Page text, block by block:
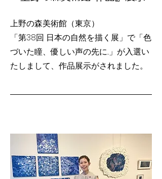
上野の森美術館（東京）
「第38回 日本の自然を描く展」で「色
づいた瞳、優しい声の先に...」が入選い
たしまして、作品展示がされました。